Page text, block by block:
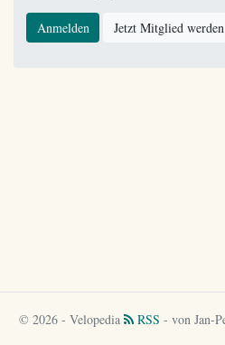
Anmelden Jetzt Mitglied werden
© 2026 - Velopedia RSS - von Jan-